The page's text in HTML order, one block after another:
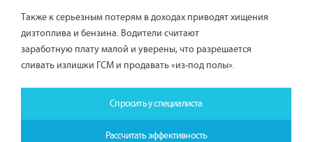
Также к серьезным потерям в доходах приводят хищения
дизтоплива и бензина. Водители считают
заработную плату малой и уверены, что разрешается
сливать излишки ГСМ и продавать «из-под полы».
Спросить у специалиста
Рассчитать эффективность